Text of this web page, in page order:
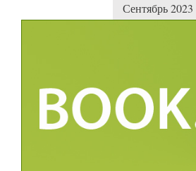
Сентябрь 2023